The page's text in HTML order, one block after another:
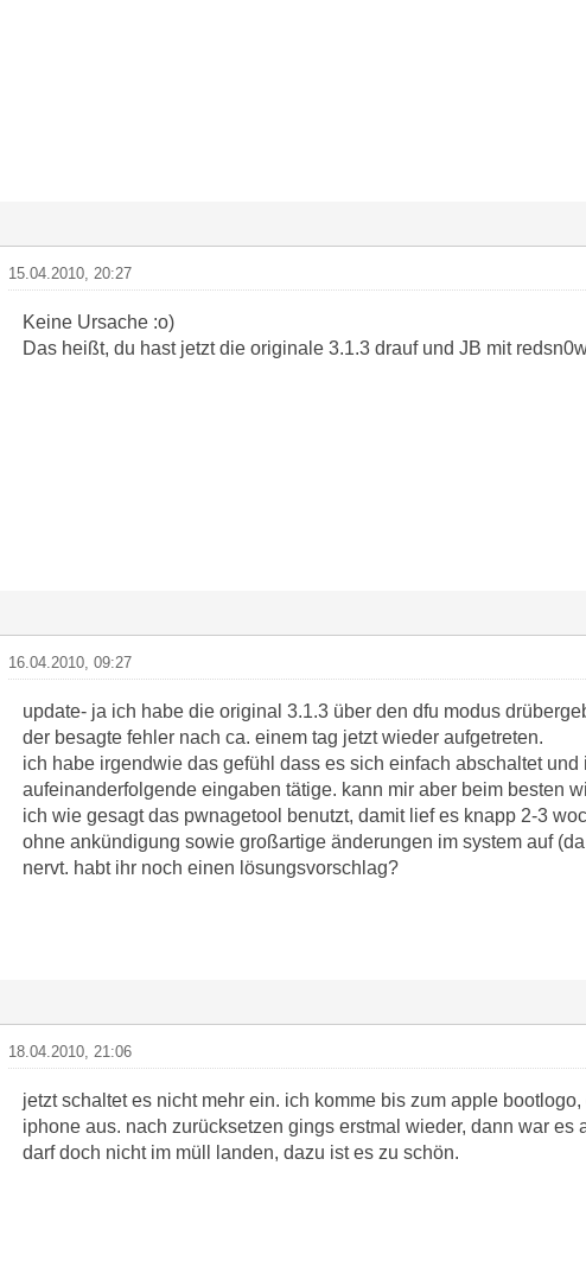
15.04.2010, 20:27
Keine Ursache :o)
Das heißt, du hast jetzt die originale 3.1.3 drauf und JB mit
16.04.2010, 09:27
update- ja ich habe die original 3.1.3 über den dfu modus
der besagte fehler nach ca. einem tag jetzt wieder aufgetreten.
ich habe irgendwie das gefühl dass es sich einfach abschaltet
aufeinanderfolgende eingaben tätige. kann mir aber beim besten
ich wie gesagt das pwnagetool benutzt, damit lief es knapp 2-3
ohne ankündigung sowie großartige änderungen im system auf
nervt. habt ihr noch einen lösungsvorschlag?
18.04.2010, 21:06
jetzt schaltet es nicht mehr ein. ich komme bis zum apple
iphone aus. nach zurücksetzen gings erstmal wieder, dann war
darf doch nicht im müll landen, dazu ist es zu schön.